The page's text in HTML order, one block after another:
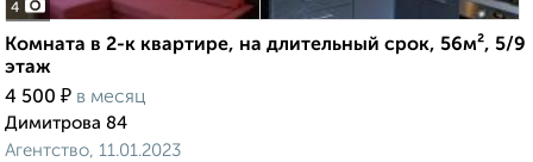
4
Комната в 2-к квартире, на длительный срок, 56м², 5/9
этаж
4 500 ₽ в месяц
Димитрова 84
Агентство, 11.01.2023